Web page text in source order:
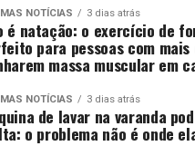
NOTÍCIAS 3 dias atrás
é natação: o exercício de
para pessoas com mais
massa muscular em
NOTÍCIAS 3 dias atrás
de lavar na varanda
o problema não é onde